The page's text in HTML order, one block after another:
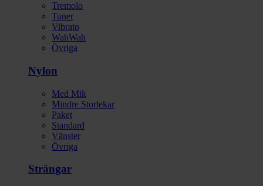
Tremolo
Tuner
Vibrato
WahWah
Övriga
Nylon
Med Mik
Mindre Storlekar
Paket
Standard
Vänster
Övriga
Strängar